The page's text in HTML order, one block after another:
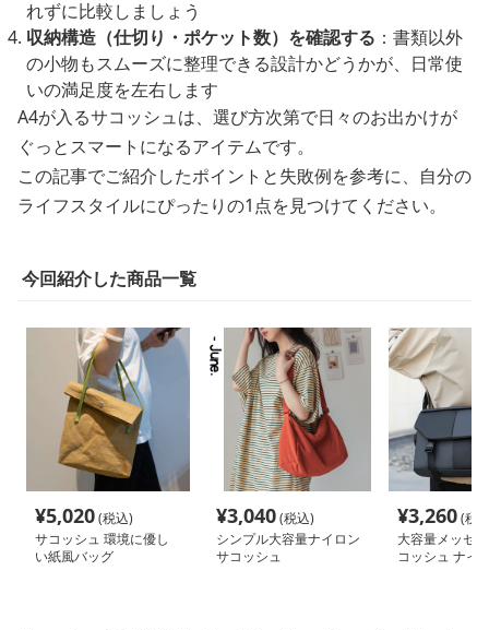
れずに比較しましょう
収納構造（仕切り・ポケット数）を確認する ：書類以外
の小物もスムーズに整理できる設計かどうかが、日常使
いの満足度を左右します
A4が入るサコッシュは、選び方次第で日々のお出かけが
ぐっとスマートになるアイテムです。
この記事でご紹介したポイントと失敗例を参考に、自分の
ライフスタイルにぴったりの1点を見つけてください。
今回紹介した商品一覧
¥5,020(税込)
サコッシュ 環境に優し
い紙風バッグ
¥3,040(税込)
シンプル大容量ナイロン
サコッシュ
¥3,260(税
大容量メッセ
コッシュ ナイ